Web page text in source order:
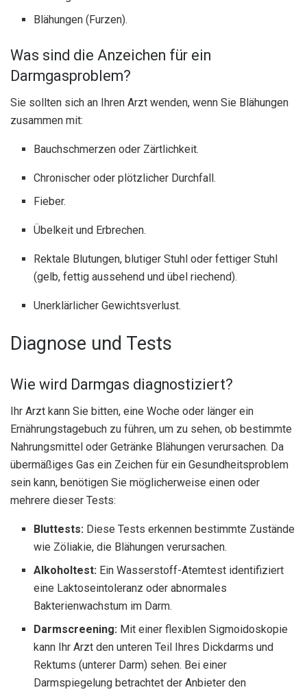
Blähungen (Furzen).
Was sind die Anzeichen für ein
Darmgasproblem?
Sie sollten sich an Ihren Arzt wenden, wenn Sie Blähungen
zusammen mit:
Bauchschmerzen oder Zärtlichkeit.
Chronischer oder plötzlicher Durchfall.
Fieber.
Übelkeit und Erbrechen.
Rektale Blutungen, blutiger Stuhl oder fettiger Stuhl
(gelb, fettig aussehend und übel riechend).
Unerklärlicher Gewichtsverlust.
Diagnose und Tests
Wie wird Darmgas diagnostiziert?
Ihr Arzt kann Sie bitten, eine Woche oder länger ein
Ernährungstagebuch zu führen, um zu sehen, ob bestimmte
Nahrungsmittel oder Getränke Blähungen verursachen. Da
übermäßiges Gas ein Zeichen für ein Gesundheitsproblem
sein kann, benötigen Sie möglicherweise einen oder
mehrere dieser Tests:
Bluttests: Diese Tests erkennen bestimmte Zustände
wie Zöliakie, die Blähungen verursachen.
Alkoholtest: Ein Wasserstoff-Atemtest identifiziert
eine Laktoseintoleranz oder abnormales
Bakterienwachstum im Darm.
Darmscreening: Mit einer flexiblen Sigmoidoskopie
kann Ihr Arzt den unteren Teil Ihres Dickdarms und
Rektums (unterer Darm) sehen. Bei einer
Darmspiegelung betrachtet der Anbieter den